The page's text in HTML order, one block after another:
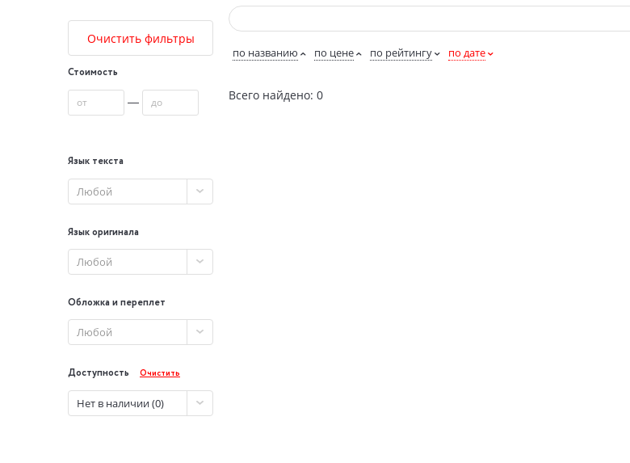
Очистить фильтры
Стоимость
—
Язык текста
Любой
Язык оригинала
Любой
Обложка и переплет
Любой
Доступность Очистить
Нет в наличии (0)
по названию по цене по рейтингу по дате
Всего найдено: 0